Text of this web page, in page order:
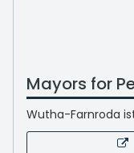
Mayors for
Wutha-Farnroda